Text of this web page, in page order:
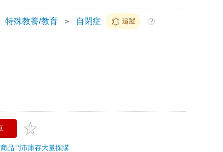
特殊教養/教育 ＞ 自閉症 追蹤 ?
品門市庫存大量採購